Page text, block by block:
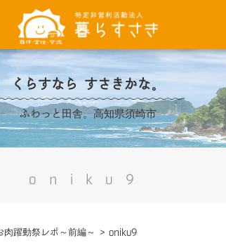
くらすなら すさきかな。
ふわっと田舎。高知県須崎市
oniku9
肉躍動祭レポ～前編～ > oniku9